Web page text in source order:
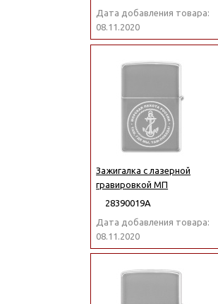
Дата добавления товара:
08.11.2020
Зажигалка с лазерной
гравировкой МП
28390019А
Дата добавления товара:
08.11.2020